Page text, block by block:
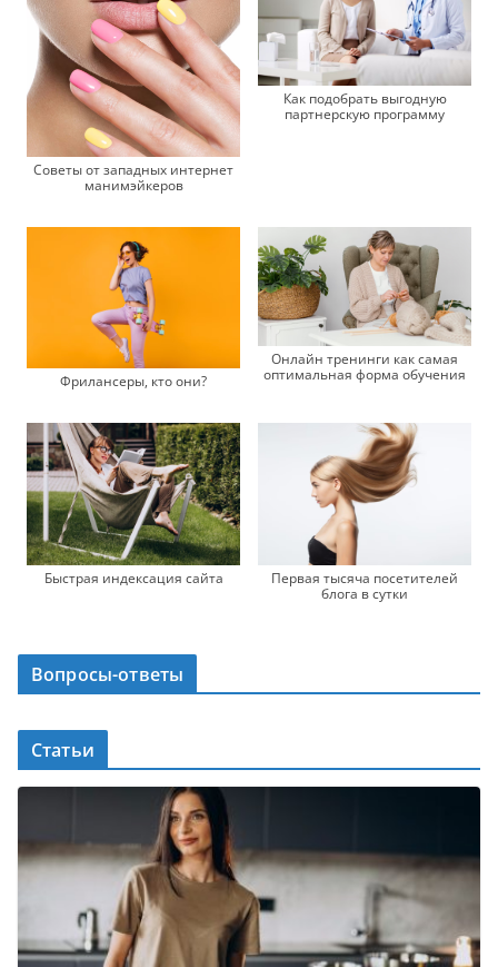
Советы от западных интернет
манимэйкеров
Как подобрать выгодную
партнерскую программу
Фрилансеры, кто они?
Онлайн тренинги как самая
оптимальная форма обучения
Быстрая индексация сайта
Первая тысяча посетителей
блога в сутки
Вопросы-ответы
Статьи